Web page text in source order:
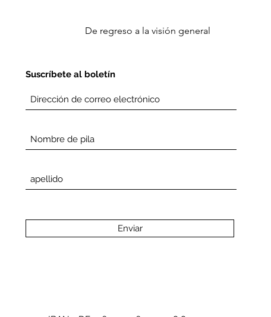
De regreso a la visión general
Suscríbete al boletín
Enviar